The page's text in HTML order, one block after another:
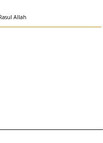
Allah